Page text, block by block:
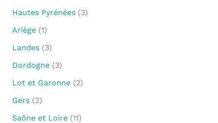
Hautes Pyrénées(3)
Ariège(1)
Landes(3)
Dordogne(3)
Lot et Garonne(2)
Gers(2)
Saône et Loire(11)